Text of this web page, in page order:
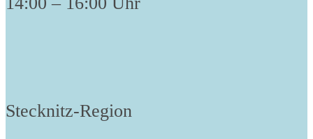
Stecknitz-Region